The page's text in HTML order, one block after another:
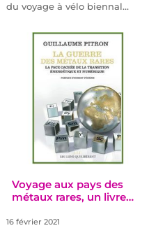
du voyage à vélo biennal…
Voyage aux pays des
métaux rares, un livre…
16 février 2021